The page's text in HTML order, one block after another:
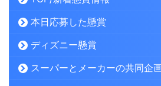
本日応募した懸賞
ディズニー懸賞
スーパーとメーカーの共同企